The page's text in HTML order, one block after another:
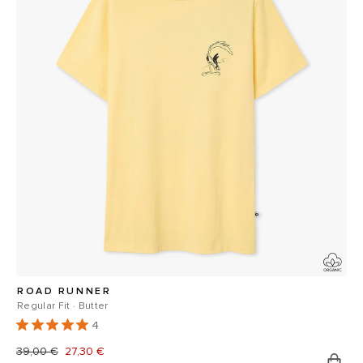
ROAD RUNNER
Regular Fit · Butter
4
Prix
39,00 €
Prix
27,30 €